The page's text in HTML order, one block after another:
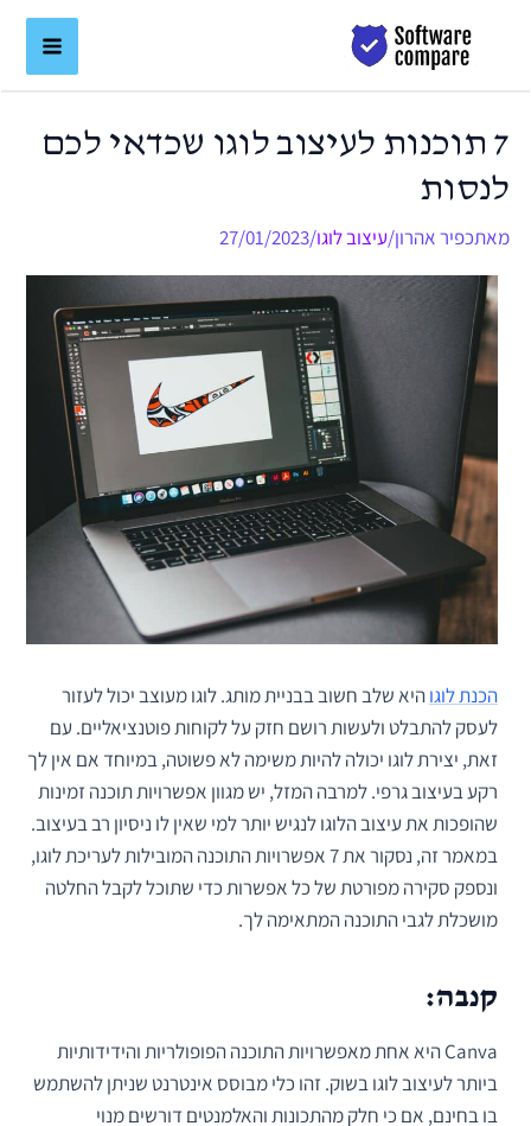
7 תוכנות לעיצוב לוגו שכדאי לכם
לנסות
מאתכפיר אהרון/עיצוב לוגו/
27/01/2023
הכנת לוגוהיא שלב חשוב בבניית מותג. לוגו מעוצב יכול לעזור
לעסק להתבלט ולעשות רושם חזק על לקוחות פוטנציאליים. עם
זאת, יצירת לוגו יכולה להיות משימה לא פשוטה, במיוחד אם אין לך
רקע בעיצוב גרפי. למרבה המזל, יש מגוון אפשרויות תוכנה זמינות
שהופכות את עיצוב הלוגו לנגיש יותר למי שאין לו ניסיון רב בעיצוב.
במאמר זה, נסקור את 7 אפשרויות התוכנה המובילות לעריכת לוגו,
ונספק סקירה מפורטת של כל אפשרות כדי שתוכל לקבל החלטה
מושכלת לגבי התוכנה המתאימה לך.
קנבה:
Canva היא אחת מאפשרויות התוכנה הפופולריות והידידותיות
ביותר לעיצוב לוגו בשוק. זהו כלי מבוסס אינטרנט שניתן להשתמש
בו בחינם, אם כי חלק מהתכונות והאלמנטים דורשים מנוי